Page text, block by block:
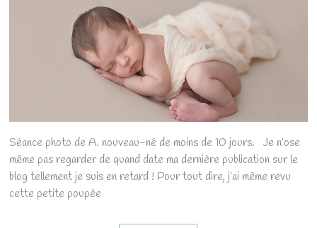
Séance photo de A. nouveau-né de moins de 10 jours. Je n’ose
même pas regarder de quand date ma dernière publication sur le
blog tellement je suis en retard ! Pour tout dire, j’ai même revu
cette petite poupée